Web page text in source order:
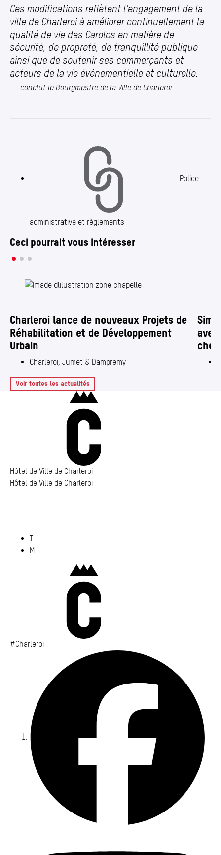
Ces modifications reflètent l’engagement de la
ville de Charleroi à améliorer continuellement la
qualité de vie des Carolos en matière de
sécurité, de propreté, de tranquillité publique
ainsi que de soutenir ses commerçants et
acteurs de la vie événementielle et culturelle.
conclut le Bourgmestre de la Ville de Charleroi
Police
administrative et règlements
Ceci pourrait vous intéresser
Charleroi lance de nouveaux Projets de
Réhabilitation et de Développement
Urbain
Charleroi, Jumet & Dampremy
avec
Voir toutes les actualités
Hôtel de Ville de Charleroi
Hôtel de Ville de Charleroi
T :
M :
#Charleroi